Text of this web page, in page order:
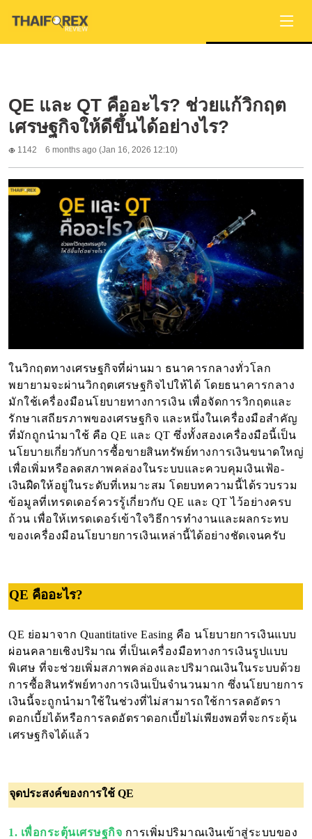
QE และ QT คืออะไร? ช่วยแก้วิกฤต
เศรษฐกิจให้ดีขึ้นได้อย่างไร?
1142 6 months ago (Jan 16, 2026 12:10)
ในวิกฤตทางเศรษฐกิจที่ผ่านมา ธนาคารกลางทั่วโลก
พยายามจะผ่านวิกฤตเศรษฐกิจไปให้ได้ โดยธนาคารกลาง
มักใช้เครื่องมือนโยบายทางการเงิน เพื่อจัดการวิกฤตและ
รักษาเสถียรภาพของเศรษฐกิจ และหนึ่งในเครื่องมือสำคัญ
ที่มักถูกนำมาใช้ คือ QE และ QT ซึ่งทั้งสองเครื่องมือนี้เป็น
นโยบายเกี่ยวกับการซื้อขายสินทรัพย์ทางการเงินขนาดใหญ่
เพื่อเพิ่มหรือลดสภาพคล่องในระบบและควบคุมเงินเฟ้อ-
เงินฝืดให้อยู่ในระดับที่เหมาะสม โดยบทความนี้ได้รวบรวม
ข้อมูลที่เทรดเดอร์ควรรู้เกี่ยวกับ QE และ QT ไว้อย่างครบ
ถ้วน เพื่อให้เทรดเดอร์เข้าใจวิธีการทำงานและผลกระทบ
ของเครื่องมือนโยบายการเงินเหล่านี้ได้อย่างชัดเจนครับ
QE คืออะไร?
QE ย่อมาจาก Quantitative Easing คือ นโยบายการเงินแบบ
ผ่อนคลายเชิงปริมาณ ที่เป็นเครื่องมือทางการเงินรูปแบบ
พิเศษ ที่จะช่วยเพิ่มสภาพคล่องและปริมาณเงินในระบบด้วย
การซื้อสินทรัพย์ทางการเงินเป็นจำนวนมาก ซึ่งนโยบายการ
เงินนี้จะถูกนำมาใช้ในช่วงที่ไม่สามารถใช้การลดอัตรา
ดอกเบี้ยได้หรือการลดอัตราดอกเบี้ยไม่เพียงพอที่จะกระตุ้น
เศรษฐกิจได้แล้ว
จุดประสงค์ของการใช้ QE
1. เพื่อกระตุ้นเศรษฐกิจ การเพิ่มปริมาณเงินเข้าสู่ระบบของ